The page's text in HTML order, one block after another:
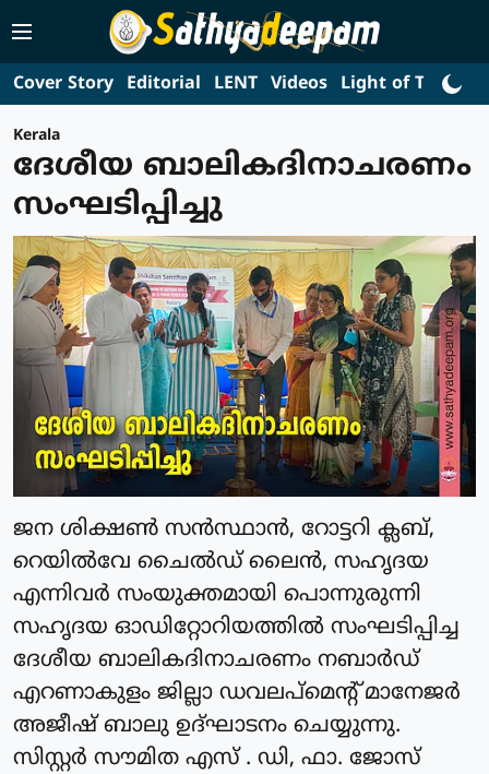
Cover Story Editorial LENT Videos Light of Truth
Kerala
ദേശീയ ബാലികദിനാചരണം
സംഘടിപ്പിച്ചു
ജന ശിക്ഷണ്‍ സന്‍സ്ഥാന്‍, റോട്ടറി ക്ലബ്,
റെയില്‍വേ ചൈല്‍ഡ് ലൈന്‍, സഹൃദയ
എന്നിവര്‍ സംയുക്തമായി പൊന്നുരുന്നി
സഹൃദയ ഓഡിറ്റോറിയത്തില്‍ സംഘടിപ്പിച്ച
ദേശീയ ബാലികദിനാചരണം നബാര്‍ഡ്
എറണാകുളം ജില്ലാ ഡവലപ്‌മെന്റ് മാനേജര്‍
അജീഷ് ബാലു ഉദ്ഘാടനം ചെയ്യുന്നു.
സിസ്റ്റര്‍ സൗമിത എസ് . ഡി, ഫാ. ജോസ്